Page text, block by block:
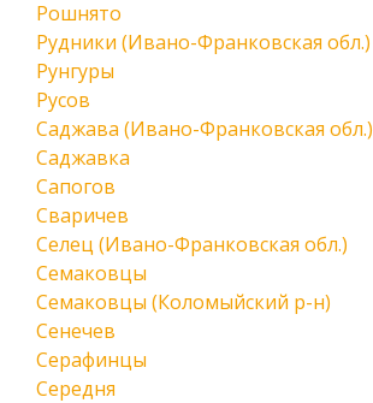
Рошнято
Рудники (Ивано-Франковская обл.)
Рунгуры
Русов
Саджава (Ивано-Франковская обл.)
Саджавка
Сапогов
Сваричев
Селец (Ивано-Франковская обл.)
Семаковцы
Семаковцы (Коломыйский р-н)
Сенечев
Серафинцы
Середня